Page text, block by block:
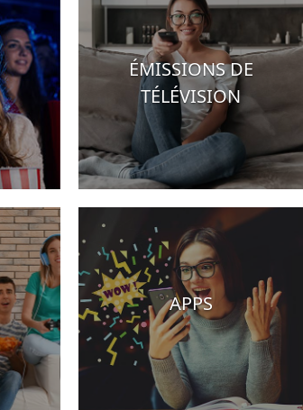
ÉMISSIONS DE
TÉLÉVISION
APPS